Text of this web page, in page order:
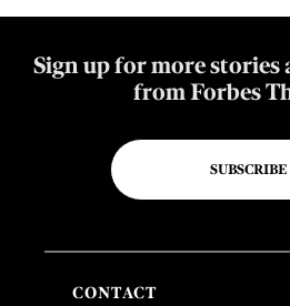
Sign up for more stories
from Forbes
SUBSCRIBE
CONTACT